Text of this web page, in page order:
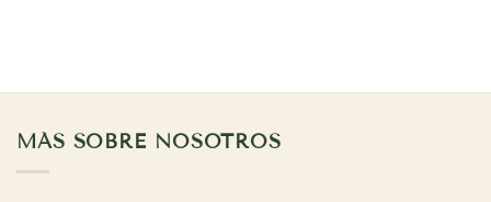
MÁS SOBRE NOSOTROS